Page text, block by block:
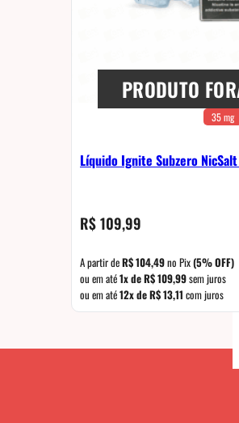
PRODUTO
35 mg
Líquido Ignite Subzero
R$109,99
A partir deR$104,49no Pix(5% OFF)
ou em até1x deR$109,99sem juros
ou em até12x deR$13,11 com juros